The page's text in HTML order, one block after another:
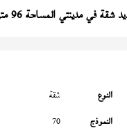
في مدينتي المساحة 96 متر
النوع شقة
النموذج 70